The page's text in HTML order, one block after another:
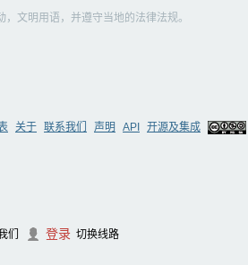
们 登录 切换线路
文明用语，并遵守当地的法律法规。
关于 联系我们 声明 API 开源及集成